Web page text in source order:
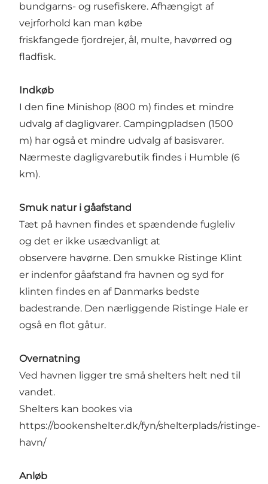
bundgarns- og rusefiskere. Afhængigt af
vejrforhold kan man købe
friskfangede fjordrejer, ål, multe, havørred og
fladfisk.
Indkøb
I den fine Minishop (800 m) findes et mindre
udvalg af dagligvarer. Campingpladsen (1500
m) har også et mindre udvalg af basisvarer.
Nærmeste dagligvarebutik findes i Humble (6
km).
Smuk natur i gåafstand
Tæt på havnen findes et spændende fugleliv
og det er ikke usædvanligt at
observere havørne. Den smukke Ristinge Klint
er indenfor gåafstand fra havnen og syd for
klinten findes en af Danmarks bedste
badestrande. Den nærliggende Ristinge Hale er
også en flot gåtur.
Overnatning
Ved havnen ligger tre små shelters helt ned til
vandet.
Shelters kan bookes via
https://bookenshelter.dk/fyn/shelterplads/ristinge-
havn/
Anløb